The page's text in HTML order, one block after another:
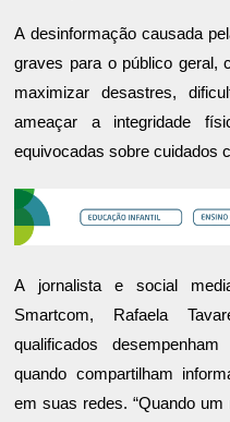
A desinformação causada
graves para o público geral,
maximizar desastres,
ameaçar a integridade
equivocadas sobre cuidados
A jornalista e social
Smartcom, Rafaela
qualificados
quando compartilham
em suas redes. “Quando